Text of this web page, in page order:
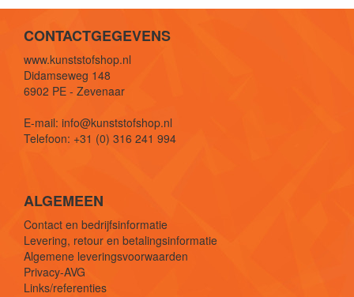
CONTACTGEGEVENS
www.kunststofshop.nl
Didamseweg 148
6902 PE - Zevenaar
E-mail: info@kunststofshop.nl
Telefoon: +31 (0) 316 241 994
ALGEMEEN
Contact en bedrijfsinformatie
Levering, retour en betalingsinformatie
Algemene leveringsvoorwaarden
Privacy-AVG
Links/referenties